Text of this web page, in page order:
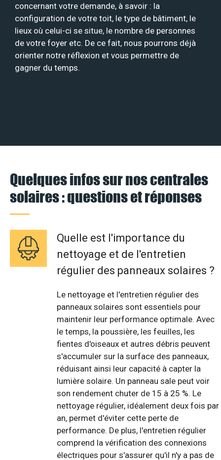
concernant votre demande, à savoir : la
configuration de votre toit, le type de bâtiment, le
lieux où celui-ci se situe, le nombre de personnes
de votre foyer etc. De ce fait, nous pourrons déjà
orienter notre réflexion et vous permettre de
gagner du temps.
Quelques infos sur nos centrales
solaires : questions et réponses
Quelle est l'importance du
nettoyage et de l'entretien
régulier des panneaux solaires ?
Le nettoyage et l'entretien régulier des
panneaux solaires sont essentiels pour
maintenir leur performance optimale. Avec
le temps, la poussière, les feuilles, les
fientes d'oiseaux et autres débris peuvent
s'accumuler sur la surface des panneaux,
réduisant ainsi leur capacité à capter la
lumière solaire. Un panneau sale peut voir
son rendement chuter de 15 à 25 %. Le
nettoyage régulier, idéalement deux fois par
an, permet d'éviter cette perte de
performance. De plus, l'entretien régulier
comprend la vérification des connexions
électriques pour s'assurer qu'il n'y a pas de